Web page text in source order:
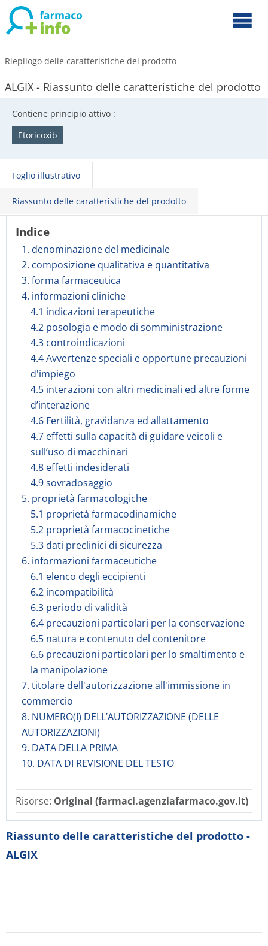
Riepilogo delle caratteristiche del prodotto
ALGIX - Riassunto delle caratteristiche del prodotto
Contiene principio attivo :
Etoricoxib
Foglio illustrativo
Riassunto delle caratteristiche del prodotto
Indice
1. denominazione del medicinale
2. composizione qualitativa e quantitativa
3. forma farmaceutica
4. informazioni cliniche
4.1 indicazioni terapeutiche
4.2 posologia e modo di somministrazione
4.3 controindicazioni
4.4 Avvertenze speciali e opportune precauzioni
d'impiego
4.5 interazioni con altri medicinali ed altre forme
d’interazione
4.6 Fertilità, gravidanza ed allattamento
4.7 effetti sulla capacità di guidare veicoli e
sull’uso di macchinari
4.8 effetti indesiderati
4.9 sovradosaggio
5. proprietà farmacologiche
5.1 proprietà farmacodinamiche
5.2 proprietà farmacocinetiche
5.3 dati preclinici di sicurezza
6. informazioni farmaceutiche
6.1 elenco degli eccipienti
6.2 incompatibilità
6.3 periodo di validità
6.4 precauzioni particolari per la conservazione
6.5 natura e contenuto del contenitore
6.6 precauzioni particolari per lo smaltimento e
la manipolazione
7. titolare dell'autorizzazione all'immissione in
commercio
8. NUMERO(I) DELL’AUTORIZZAZIONE (DELLE
AUTORIZZAZIONI)
9. DATA DELLA PRIMA
10. DATA DI REVISIONE DEL TESTO
Risorse: Original (farmaci.agenziafarmaco.gov.it)
Riassunto delle caratteristiche del prodotto -
ALGIX